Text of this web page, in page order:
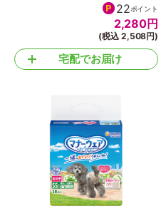
22ポイント
2,280円
(税込 2,508円)
宅配でお届け